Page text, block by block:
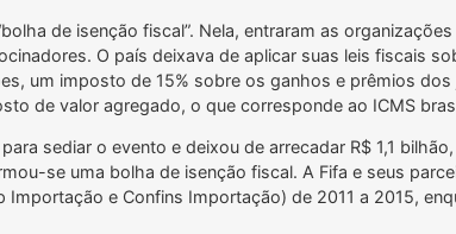
de isenção fiscal”. Nela, entraram as
O país deixava de aplicar suas leis fiscais
um imposto de 15% sobre os ganhos e prêmios
de valor agregado, o que corresponde ao ICMS
sediar o evento e deixou de arrecadar R$ 1,1
se uma bolha de isenção fiscal. A Fifa e seus
e Confins Importação) de 2011 a 2015,